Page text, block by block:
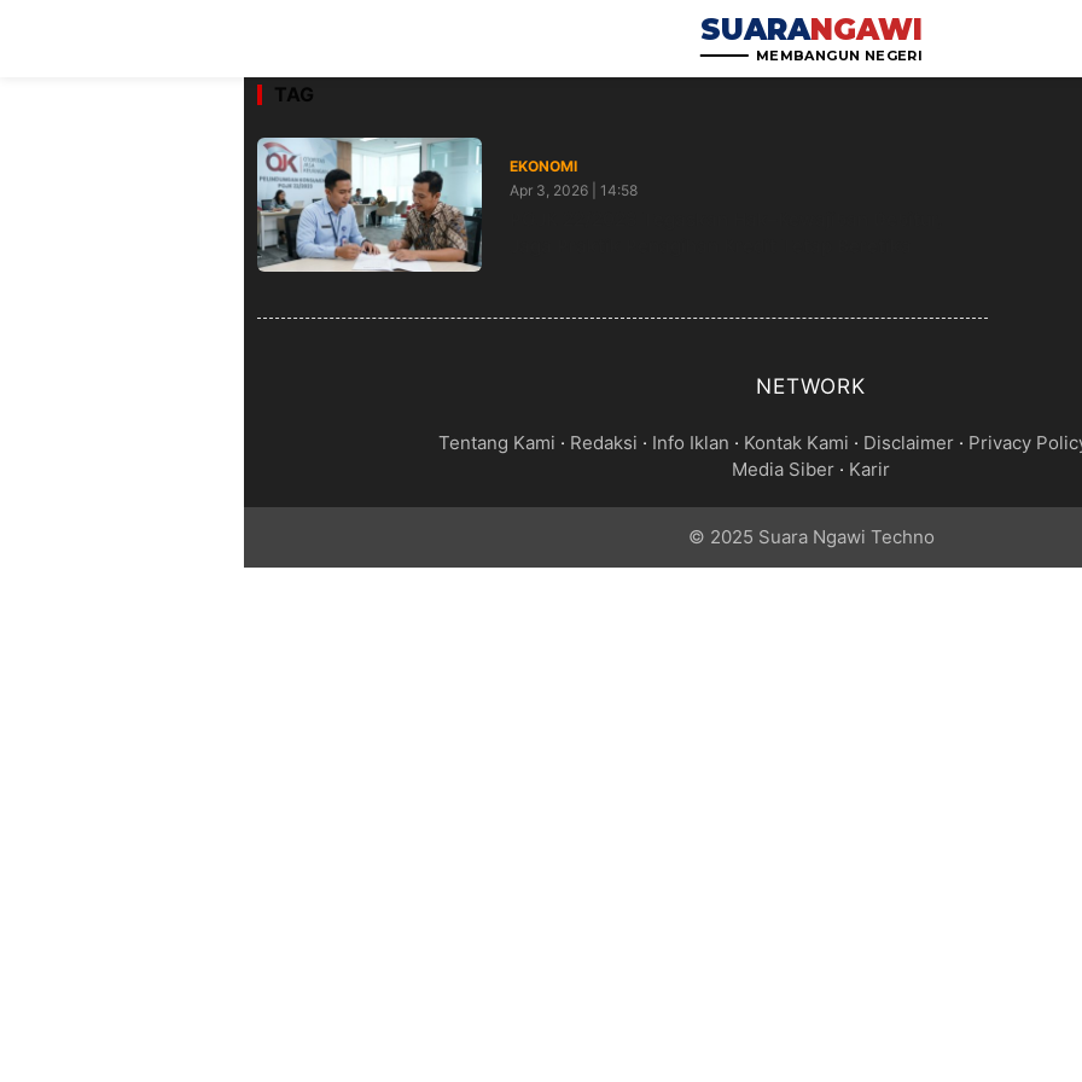
SUARANGAWI
MEMBANGUN NEGERI
TAG
EKONOMI
Apr 3, 2026 | 14:58
NETWORK
Tentang Kami · Redaksi · Info Iklan · Kontak Kami · Disclaimer · Privacy
Media Siber · Karir
© 2025 Suara Ngawi Techno